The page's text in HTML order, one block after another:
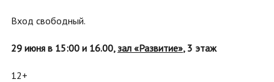
Вход свободный.
29 июня в 15:00 и 16.00, зал «Развитие», 3 этаж
12+